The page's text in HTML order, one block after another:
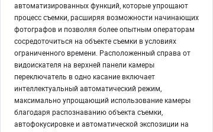
автоматизированных функций, которые упрощают
процесс съемки, расширяя возможности начинающих
фотографов и позволяя более опытным операторам
сосредоточиться на объекте съемки в условиях
ограниченного времени. Расположенный справа от
видоискателя на верхней панели камеры
переключатель в одно касание включает
интеллектуальный автоматический режим,
максимально упрощающий использование камеры
благодаря распознаванию объекта съемки,
автофокусировке и автоматической экспозиции на